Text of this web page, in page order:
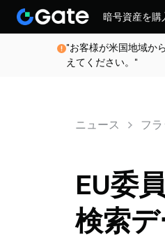
暗号資産を購
"お客様が米国地域か
えてください。"
ニュース フ
EU委
検索